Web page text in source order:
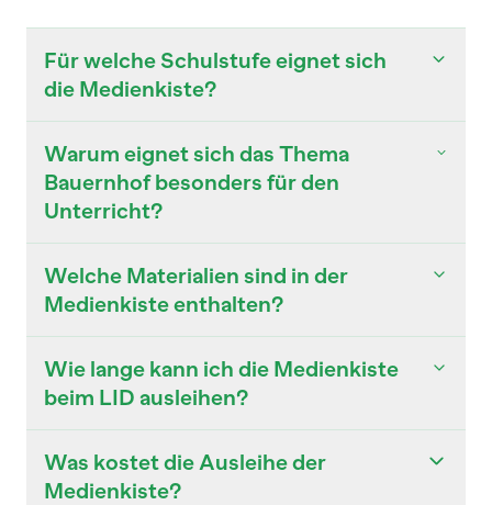
Für welche Schulstufe eignet sich
die Medienkiste?
Warum eignet sich das Thema
Bauernhof besonders für den
Unterricht?
Welche Materialien sind in der
Medienkiste enthalten?
Wie lange kann ich die Medienkiste
beim LID ausleihen?
Was kostet die Ausleihe der
Medienkiste?